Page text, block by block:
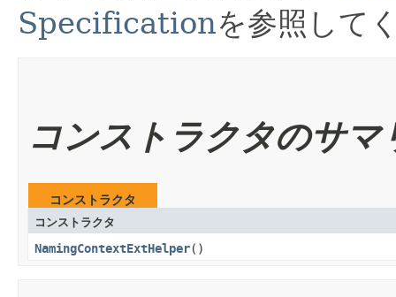
Specificationを参照して
コンストラクタのサマ
コンストラクタ
コンストラクタ
NamingContextExtHelper()